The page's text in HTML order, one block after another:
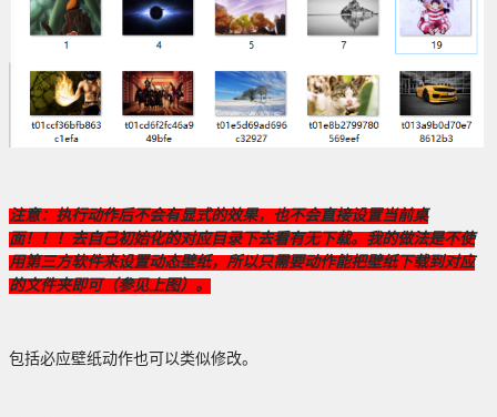
注意：执行动作后不会有显式的效果，也不会直接设置当前桌
面！！！去自己初始化的对应目录下去看有无下载。我的做法是不使
用第三方软件来设置动态壁纸，所以只需要动作能把壁纸下载到对应
的文件夹即可（参见上图）。
包括必应壁纸动作也可以类似修改。